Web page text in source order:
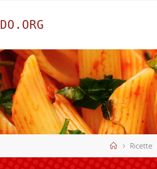
DO . O RG
HomeRicette